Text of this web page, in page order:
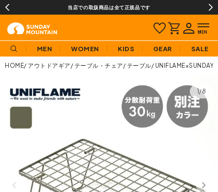
当店での取扱商品は全て正規品です
MEN WOMEN KIDS GEAR SALE
HOME アウトドアギア テーブル・チェア テーブル UNIFLAME×SUNDAY
1/8